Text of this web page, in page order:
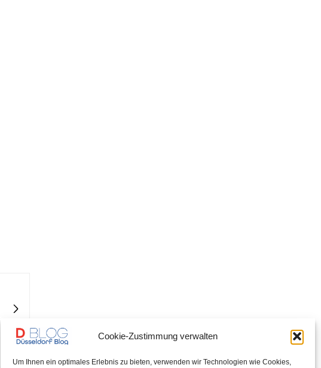
Cookie-Zustimmung verwalten
Um Ihnen ein optimales Erlebnis zu bieten, verwenden wir Technologien wie Cookies,